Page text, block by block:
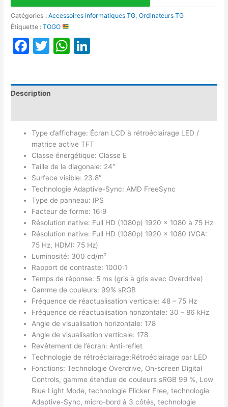
Catégories :Accessoires Informatiques TG ,Ordinateurs TG
Étiquette :TOGO
Facebook
TwitterWhatsApp
Description
Type d’affichage: Écran LCD à rétroéclairage LED /
matrice active TFT
Classe énergétique: Classe E
Taille de la diagonale: 24″
Surface visible: 23.8″
Technologie Adaptive-Sync: AMD FreeSync
Type de panneau: IPS
Facteur de forme: 16:9
Résolution native: Full HD (1080p) 1920 x 1080 à 75 Hz
Résolution native: Full HD (1080p) 1920 x 1080 (VGA:
75 Hz, HDMI: 75 Hz)
Luminosité: 300 cd/m²
Rapport de contraste: 1000:1
Temps de réponse: 5 ms (gris à gris avec Overdrive)
Gamme de couleurs: 99% sRGB
Fréquence de réactualisation verticale: 48 – 75 Hz
Fréquence de réactualisation horizontale: 30 – 86 kHz
Angle de visualisation horizontale: 178
Angle de visualisation verticale: 178
Revêtement de l’écran: Anti-reflet
Technologie de rétroéclairage:Rétroéclairage par LED
Fonctions: Technologie Overdrive, On-screen Digital
Controls, gamme étendue de couleurs sRGB 99 %, Low
Blue Light Mode, technologie Flicker Free, technologie
Adaptive-Sync, micro-bord à 3 côtés, technologie